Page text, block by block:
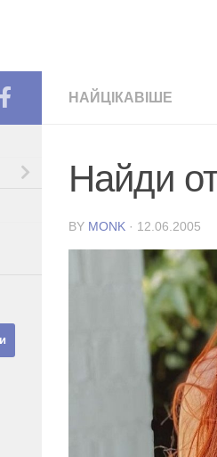
НАЙЦІКАВІШЕ
Найди
BY MONK · 12.06.2005